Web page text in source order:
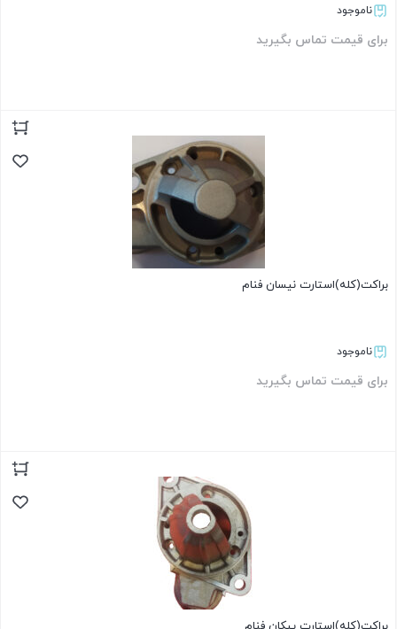
ناموجود
برای قیمت تماس بگیرید
براکت(کله)استارت نیسان فنام
ناموجود
برای قیمت تماس بگیرید